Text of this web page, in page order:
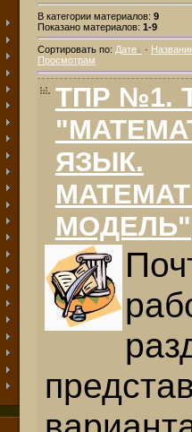
В категории материалов: 9
Показано материалов: 1-9
Сортировать по: Дате ·
Просмотрам
ТПР №1.
ЯЗЫК.
МОДЕЛЬ"